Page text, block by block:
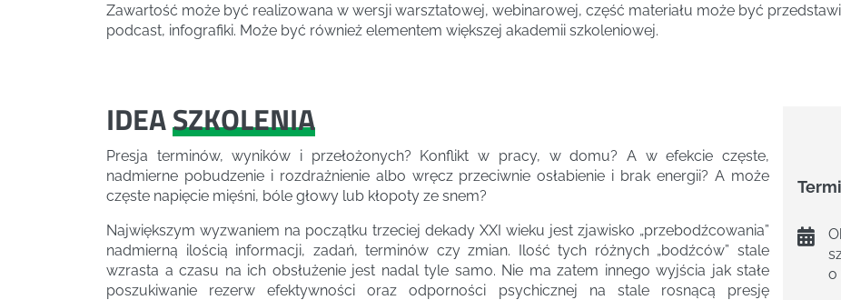
Zawartość może być realizowana w wersji warsztatowej, webinarowej, część materiału może być
podcast, infografiki. Może być również elementem większej akademii szkoleniowej.
IDEASZKOLENIA
Presja terminów, wyników i przełożonych? Konflikt w pracy, w domu? A w efekcie częste,
nadmierne pobudzenie i rozdrażnienie albo wręcz przeciwnie osłabienie i brak energii? A może
częste napięcie mięśni, bóle głowy lub kłopoty ze snem?
Największym wyzwaniem na początku trzeciej dekady XXI wieku jest zjawisko „przebodźcowania”
nadmierną ilością informacji, zadań, terminów czy zmian. Ilość tych różnych „bodźców” stale
wzrasta a czasu na ich obsłużenie jest nadal tyle samo. Nie ma zatem innego wyjścia jak stałe
poszukiwanie rezerw efektywności oraz odporności psychicznej na stale rosnącą presję
o